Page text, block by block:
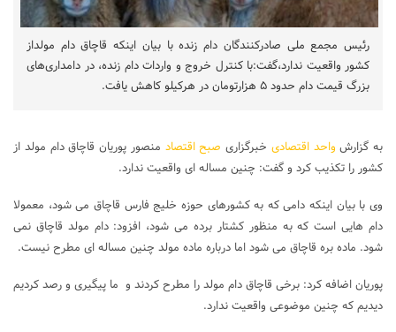
رئیس مجمع ملی صادرکنندگان دام زنده با بیان اینکه قاچاق دام مولداز
کشور واقعیت ندارد،گفت:با کنترل خروج و واردات دام زنده، در دامداری‌های
بزرگ قیمت دام حدود ۵ هزارتومان در هرکیلو کاهش یافت.
به گزارش واحد اقتصادی خبرگزاری صبح اقتصاد منصور پوریان قاچاق دام مولد از
کشور را تکذیب کرد و گفت: چنین مساله ای واقعیت ندارد.
وی با بیان اینکه دامی که به کشورهای حوزه خلیج فارس قاچاق می شود، معمولا
دام هایی است که به منظور کشتار برده می شود، افزود: دام مولد قاچاق نمی
شود. ماده بره قاچاق می شود اما درباره ماده مولد چنین مساله ای مطرح نیست.
پوریان اضافه کرد: برخی قاچاق دام مولد را مطرح کردند و ما پیگیری و رصد کردیم
دیدیم که چنین موضوعی واقعیت ندارد.